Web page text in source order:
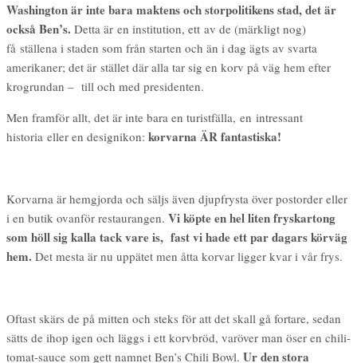
Washington är inte bara maktens och storpolitikens stad, det är
också Ben’s. Detta är en institution, ett av de (märkligt nog)
få ställena i staden som från starten och än i dag ägts av svarta
amerikaner; det är stället där alla tar sig en korv på väg hem efter
krogrundan – till och med presidenten.
Men framför allt, det är inte bara en turistfälla, en intressant
historia eller en designikon: korvarna ÄR fantastiska!
Korvarna är hemgjorda och säljs även djupfrysta över postorder eller
i en butik ovanför restaurangen. Vi köpte en hel liten fryskartong
som höll sig kalla tack vare is, fast vi hade ett par dagars körväg
hem. Det mesta är nu uppätet men åtta korvar ligger kvar i vår frys.
Oftast skärs de på mitten och steks för att det skall gå fortare, sedan
sätts de ihop igen och läggs i ett korvbröd, varöver man öser en chili-
tomat-sauce som gett namnet Ben’s Chili Bowl. Ur den stora